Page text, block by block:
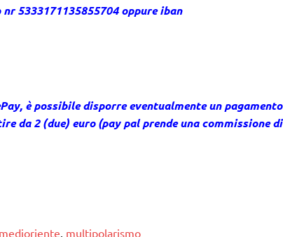
5333171135855704 oppure iban
è possibile disporre eventualmente un pagamento
da 2 (due) euro (pay pal prende una commissione di
medioriente multipolarismo